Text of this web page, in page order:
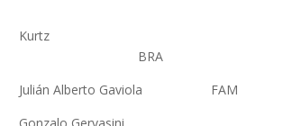
BRA
Alberto Gaviola FAM